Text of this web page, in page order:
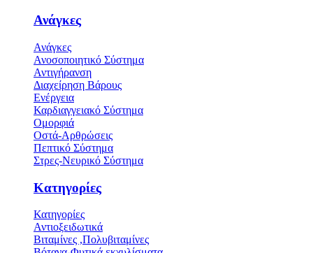
Ανάγκες
Ανάγκες
Ανοσοποιητικό Σύστημα
Αντιγήρανση
Διαχείρηση Βάρους
Ενέργεια
Καρδιαγγειακό Σύστημα
Ομορφιά
Οστά-Αρθρώσεις
Πεπτικό Σύστημα
Στρες-Νευρικό Σύστημα
Κατηγορίες
Κατηγορίες
Αντιοξειδωτικά
Βιταμίνες ,Πολυβιταμίνες